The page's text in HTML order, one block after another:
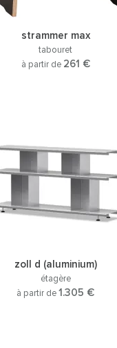
strammer max
tabouret
à partir de 261 €
zoll d (aluminium)
étagère
à partir de1.305 €